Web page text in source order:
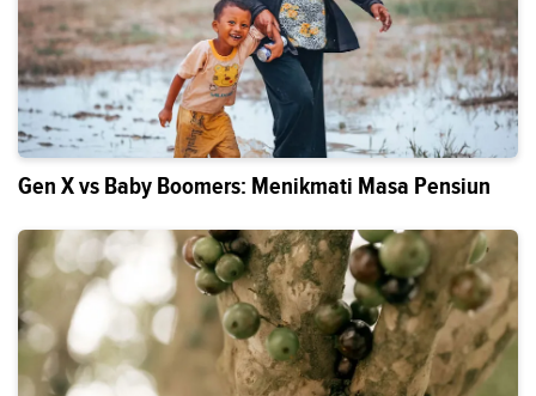
Gen X vs Baby Boomers: Menikmati Masa Pensiun